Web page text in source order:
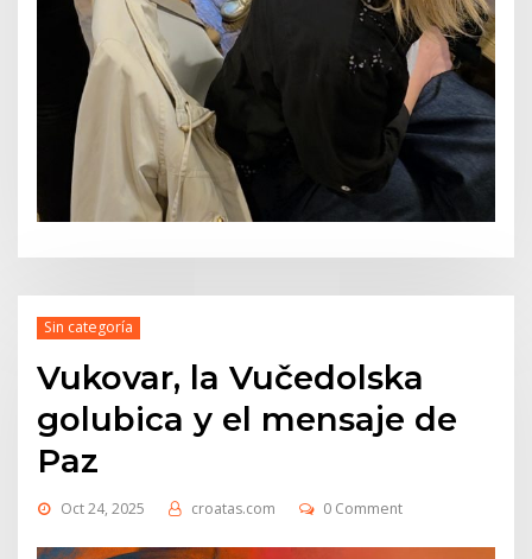
Sin categoría
Vukovar, la Vučedolska
golubica y el mensaje de
Paz
Oct 24, 2025 croatas.com 0 Comment